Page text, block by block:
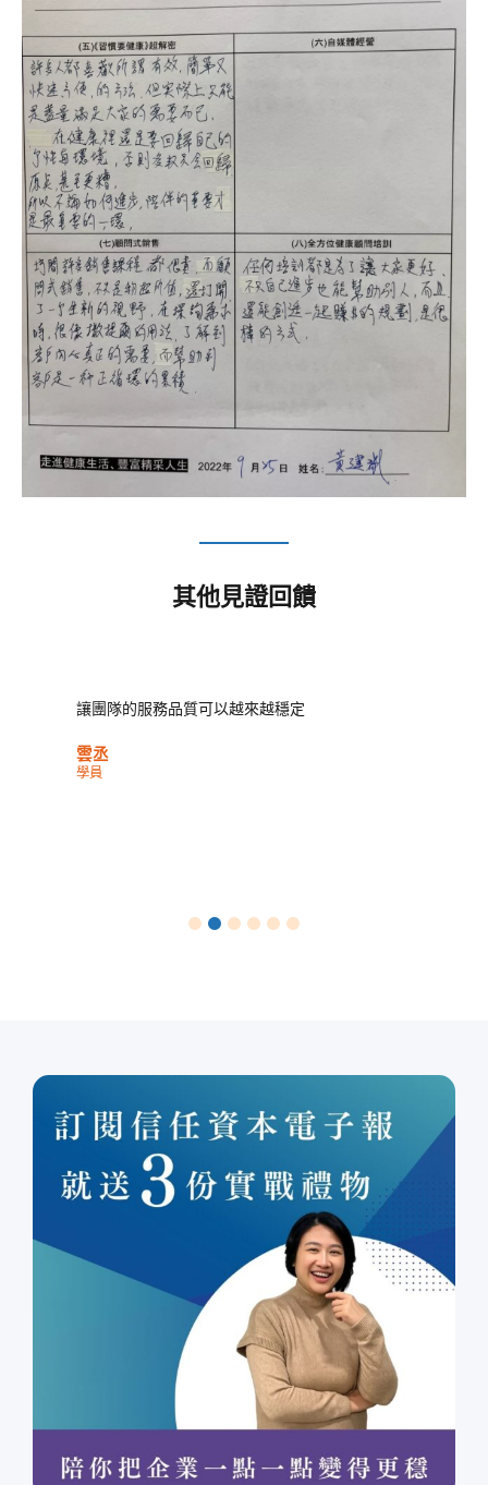
其他見證回饋
讓團隊的服務品質可以越來越穩定
雲丞
學員
4 5 6